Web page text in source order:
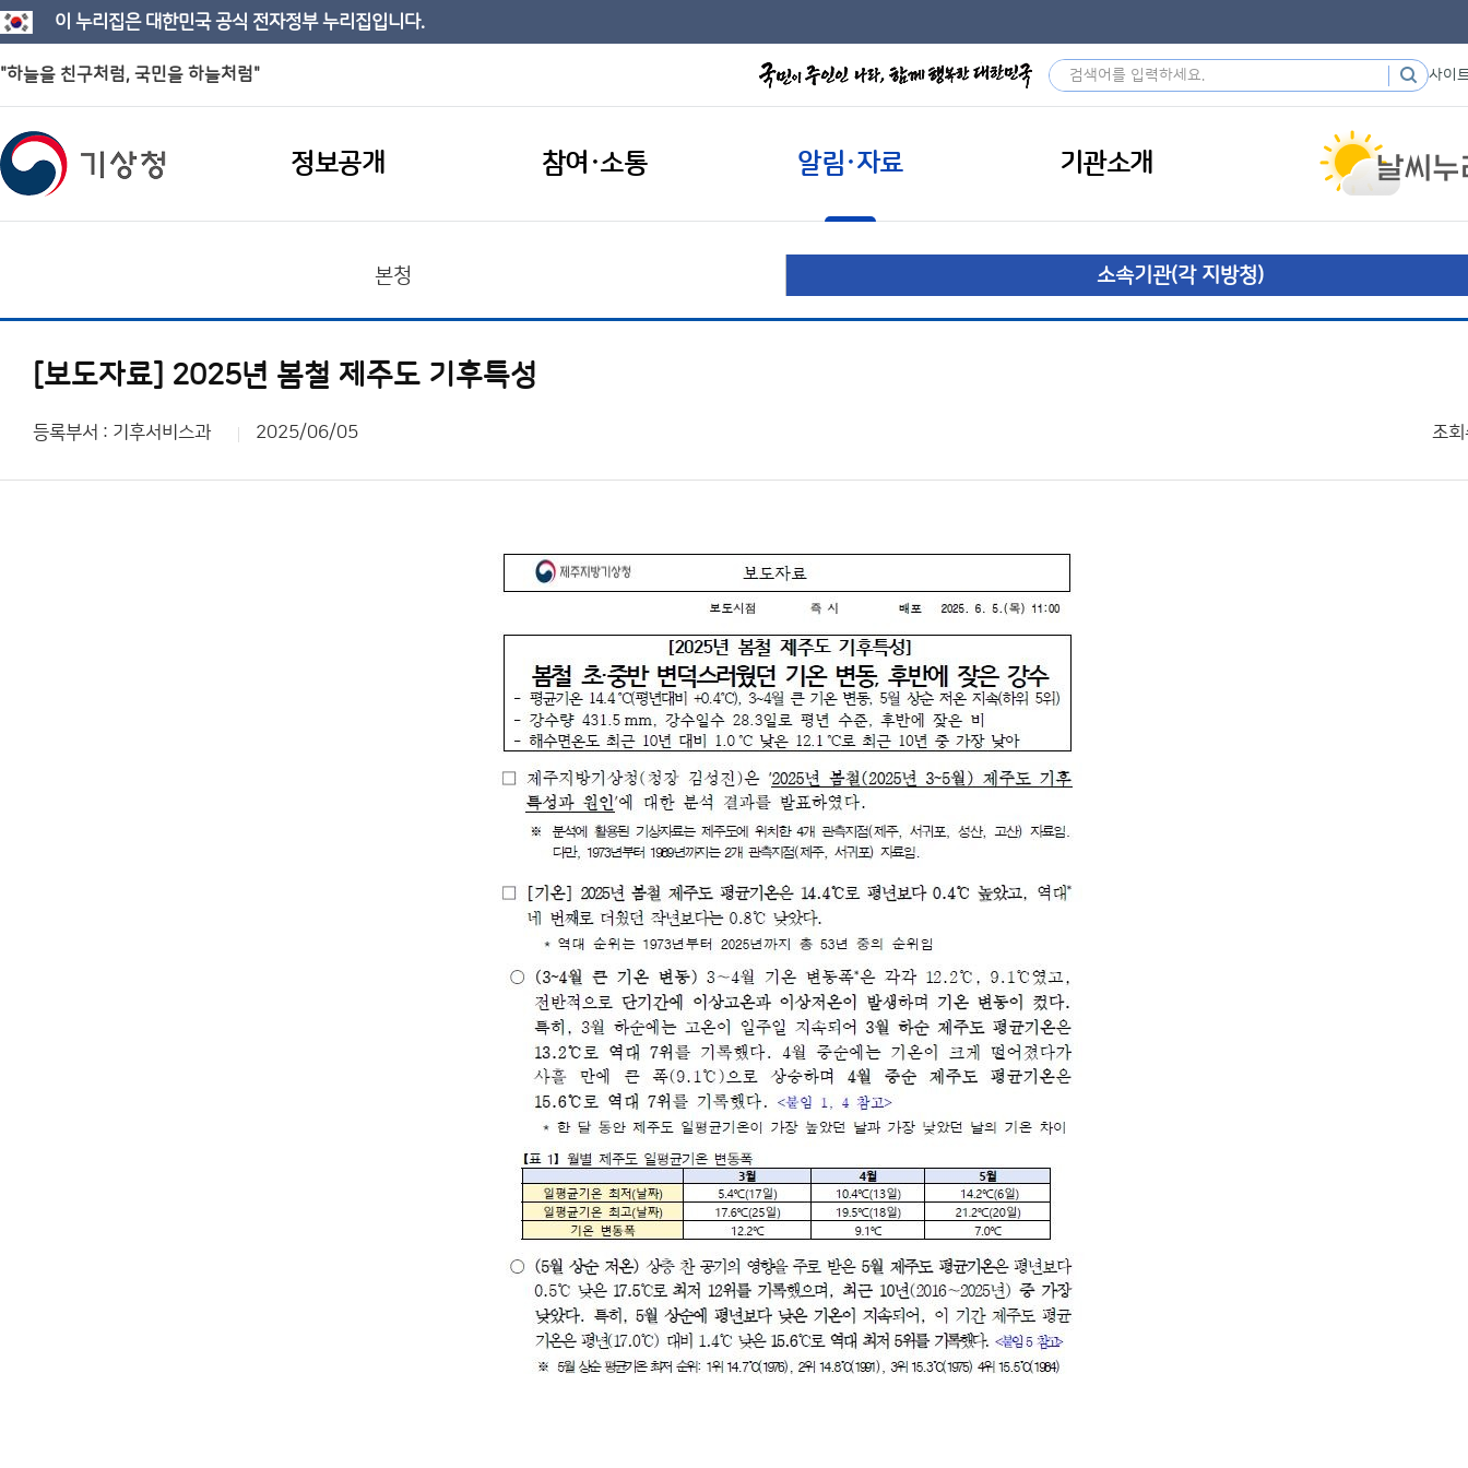
이 누리집은 대한민국 공식 전자정부 누리집입니다.
"하늘을 친구처럼, 국민을 하늘처럼" 사이
정보공개 참여·소통 알림·자료 기관소개
본청 소속기관(각 지방청)
[보도자료] 2025년 봄철 제주도 기후특성
등록부서 : 기후서비스과 2025/06/05 조회